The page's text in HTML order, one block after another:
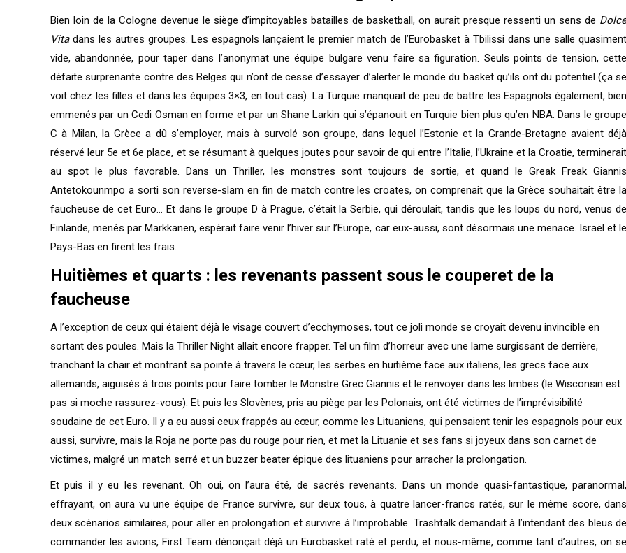
Bien loin de la Cologne devenue le siège d’impitoyables batailles de basketball, on aurait presque ressenti un sens de Dolce
Vitadans les autres groupes. Les espagnols lançaient le premier match de l’Eurobasket à Tbilissi dans une salle quasiment
vide, abandonnée, pour taper dans l’anonymat une équipe bulgare venu faire sa figuration. Seuls points de tension, cette
défaite surprenante contre des Belges qui n’ont de cesse d’essayer d’alerter le monde du basket qu’ils ont du potentiel (ça se
voit chez les filles et dans les équipes 3×3, en tout cas). La Turquie manquait de peu de battre les Espagnols également, bien
emmenés par un Cedi Osman en forme et par un Shane Larkin qui s’épanouit en Turquie bien plus qu’en NBA. Dans le groupe
C à Milan, la Grèce a dû s’employer, mais à survolé son groupe, dans lequel l’Estonie et la Grande-Bretagne avaient déjà
réservé leur 5e et 6e place, et se résumant à quelques joutes pour savoir de qui entre l’Italie, l’Ukraine et la Croatie, terminerait
au spot le plus favorable. Dans un Thriller, les monstres sont toujours de sortie, et quand le Greak Freak Giannis
Antetokounmpo a sorti son reverse-slam en fin de match contre les croates, on comprenait que la Grèce souhaitait être la
faucheuse de cet Euro… Et dans le groupe D à Prague, c’était la Serbie, qui déroulait, tandis que les loups du nord, venus de
Finlande, menés par Markkanen, espérait faire venir l’hiver sur l’Europe, car eux-aussi, sont désormais une menace. Israël et le
Pays-Bas en firent les frais.
Huitièmes et quarts : les revenants passent sous le couperet de la
faucheuse
A l’exception de ceux qui étaient déjà le visage couvert d’ecchymoses, tout ce joli monde se croyait devenu invincible en
sortant des poules. Mais la Thriller Night allait encore frapper. Tel un film d’horreur avec une lame surgissant de derrière,
tranchant la chair et montrant sa pointe à travers le cœur, les serbes en huitième face aux italiens, les grecs face aux
allemands, aiguisés à trois points pour faire tomber le Monstre Grec Giannis et le renvoyer dans les limbes (le Wisconsin est
pas si moche rassurez-vous). Et puis les Slovènes, pris au piège par les Polonais, ont été victimes de l’imprévisibilité
soudaine de cet Euro. Il y a eu aussi ceux frappés au cœur, comme les Lituaniens, qui pensaient tenir les espagnols pour eux
aussi, survivre, mais la Roja ne porte pas du rouge pour rien, et met la Lituanie et ses fans si joyeux dans son carnet de
victimes, malgré un match serré et un buzzer beater épique des lituaniens pour arracher la prolongation.
Et puis il y eu les revenant. Oh oui, on l’aura été, de sacrés revenants. Dans un monde quasi-fantastique, paranormal,
effrayant, on aura vu une équipe de France survivre, sur deux tous, à quatre lancer-francs ratés, sur le même score, dans
deux scénarios similaires, pour aller en prolongation et survivre à l’improbable. Trashtalk demandait à l’intendant des bleus de
commander les avions, First Team dénonçait déjà un Eurobasket raté et perdu, et nous-même, comme tant d’autres, on se